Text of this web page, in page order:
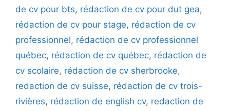
de cv pour bts, rédaction de cv pour dut gea,
rédaction de cv pour stage, rédaction de cv
professionnel, rédaction de cv professionnel
québec, rédaction de cv québec, rédaction de
cv scolaire, rédaction de cv sherbrooke,
redaction de cv suisse, rédaction de cv trois-
rivières, rédaction de english cv, redaction de